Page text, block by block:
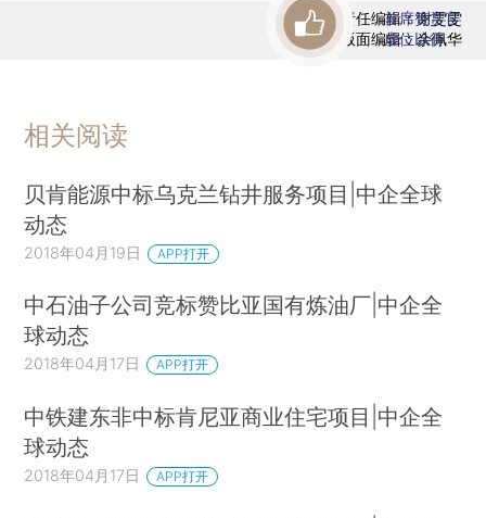
责任编辑：谢雯雯
版面编辑：余佩华
首席赞赏官
虚位以待
相关阅读
贝肯能源中标乌克兰钻井服务项目|中企全球
动态
2018年04月19日 APP打开
中石油子公司竞标赞比亚国有炼油厂|中企全
球动态
2018年04月17日 APP打开
中铁建东非中标肯尼亚商业住宅项目|中企全
球动态
2018年04月17日 APP打开